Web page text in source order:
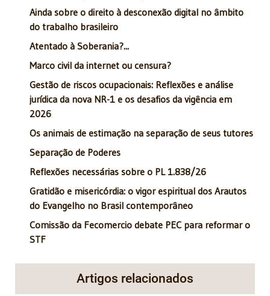
Ainda sobre o direito à desconexão digital no âmbito
do trabalho brasileiro
Atentado à Soberania?...
Marco civil da internet ou censura?
Gestão de riscos ocupacionais: Reflexões e análise
jurídica da nova NR-1 e os desafios da vigência em
2026
Os animais de estimação na separação de seus tutores
Separação de Poderes
Reflexões necessárias sobre o PL 1.838/26
Gratidão e misericórdia: o vigor espiritual dos Arautos
do Evangelho no Brasil contemporâneo
Comissão da Fecomercio debate PEC para reformar o
STF
Artigos relacionados